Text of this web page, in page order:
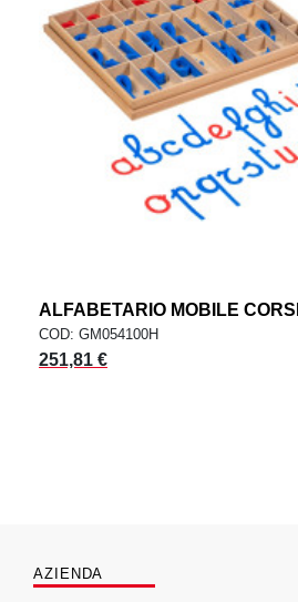
ALFABETARIO MOBILE
COD: GM054100H
251,81 €
AZIENDA